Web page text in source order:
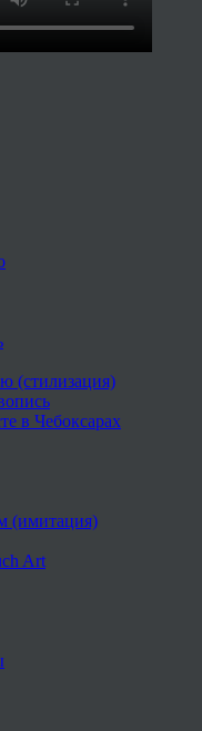
(стилизация)
в Чебоксарах
(имитация)
Art